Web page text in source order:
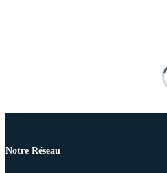
Notre Réseau